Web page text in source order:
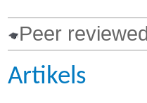
Peer reviewed
Artikels